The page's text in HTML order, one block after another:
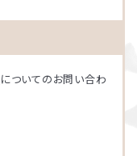
についてのお問い合わ